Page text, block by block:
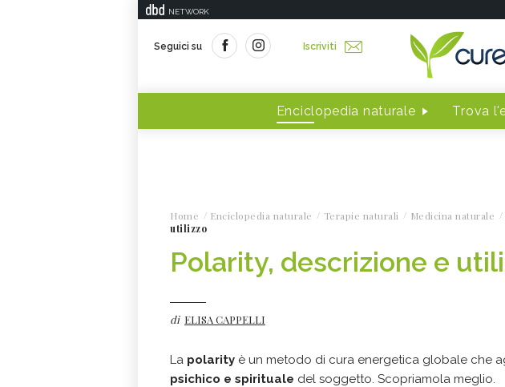
NETWORK
Seguici su Iscriviti
Enciclopedia naturale Trova
Home Enciclopedia naturale Terapie naturali Medicina naturale
utilizzo
Polarity, descrizione e
di ELISA CAPPELLI
La polarity è un metodo di cura energetica globale che
psichico e spirituale del soggetto. Scopriamola meglio.